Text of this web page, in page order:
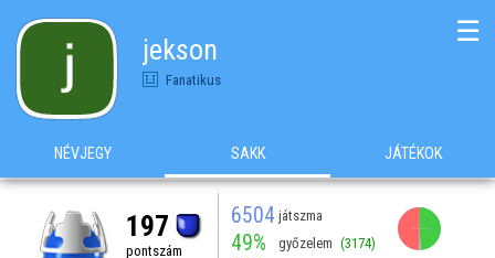
jekson
Fanatikus
☰
NÉVJEGY SAKK JÁTÉKOK
197
pontszám
6504 játszma
49% győzelem (3174)